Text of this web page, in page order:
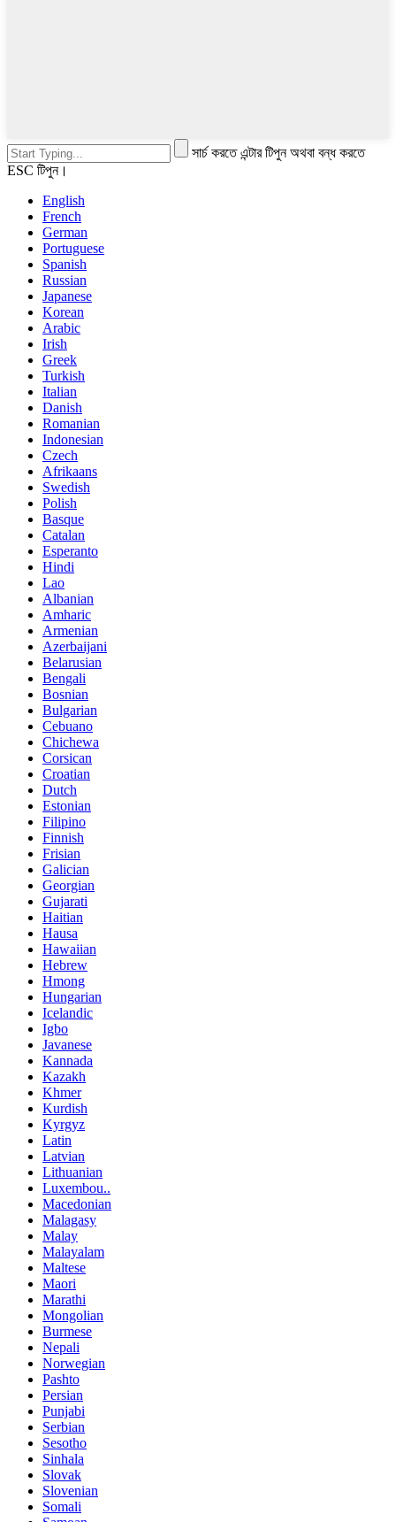
সার্চ করতে এন্টার টিপুন অথবা বন্ধ করতে
ESC টিপুন।
English
French
German
Portuguese
Spanish
Russian
Japanese
Korean
Arabic
Irish
Greek
Turkish
Italian
Danish
Romanian
Indonesian
Czech
Afrikaans
Swedish
Polish
Basque
Catalan
Esperanto
Hindi
Lao
Albanian
Amharic
Armenian
Azerbaijani
Belarusian
Bengali
Bosnian
Bulgarian
Cebuano
Chichewa
Corsican
Croatian
Dutch
Estonian
Filipino
Finnish
Frisian
Galician
Georgian
Gujarati
Haitian
Hausa
Hawaiian
Hebrew
Hmong
Hungarian
Icelandic
Igbo
Javanese
Kannada
Kazakh
Khmer
Kurdish
Kyrgyz
Latin
Latvian
Lithuanian
Luxembou..
Macedonian
Malagasy
Malay
Malayalam
Maltese
Maori
Marathi
Mongolian
Burmese
Nepali
Norwegian
Pashto
Persian
Punjabi
Serbian
Sesotho
Sinhala
Slovak
Slovenian
Somali